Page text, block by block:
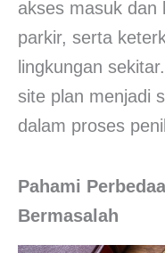
akses masuk dan
parkir, serta
lingkungan
site plan menjadi
dalam proses
Pahami
Bermasalah